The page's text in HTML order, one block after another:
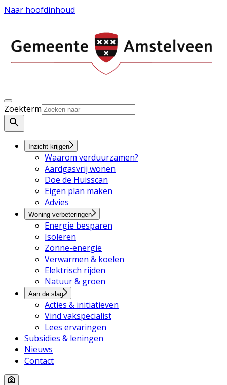
Naar hoofdinhoud
Zoekterm
Inzicht krijgen
Waarom verduurzamen?
Aardgasvrij wonen
Doe de Huisscan
Eigen plan maken
Advies
Woning verbeteringen
Energie besparen
Isoleren
Zonne-energie
Verwarmen & koelen
Elektrisch rijden
Natuur & groen
Aan de slag
Acties & initiatieven
Vind vakspecialist
Lees ervaringen
Subsidies & leningen
Nieuws
Contact